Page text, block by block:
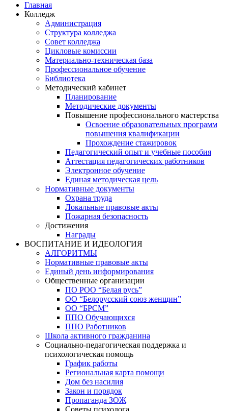
Главная
Колледж
Администрация
Структура колледжа
Совет колледжа
Цикловые комиссии
Материально-техническая база
Профессиональное обучение
Библиотека
Методический кабинет
Планирование
Методические документы
Повышение профессионального мастерства
Освоение образовательных программ
повышения квалификации
Прохождение стажировок
Педагогический опыт и учебные пособия
Аттестация педагогических работников
Электронное обучение
Единая методическая цель
Нормативные документы
Охрана труда
Локальные правовые акты
Пожарная безопасность
Достижения
Награды
ВОСПИТАНИЕ И ИДЕОЛОГИЯ
АЛГОРИТМЫ
Нормативные правовые акты
Единый день информирования
Общественные организации
ПО РОО “Белая русь”
ОО “Белорусский союз женщин”
ОО “БРСМ”
ППО Обучающихся
ППО Работников
Школа активного гражданина
Социально-педагогическая поддержка и
психологическая помощь
График работы
Региональная карта помощи
Дом без насилия
Закон и порядок
Пропаганда ЗОЖ
Советы психолога